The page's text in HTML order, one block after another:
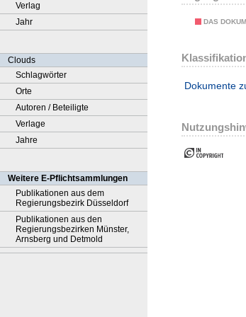
Verlag
Jahr
Clouds
Schlagwörter
Orte
Autoren / Beteiligte
Verlage
Jahre
Weitere E-Pflichtsammlungen
Publikationen aus dem
Regierungsbezirk Düsseldorf
Publikationen aus den
Regierungsbezirken Münster,
Arnsberg und Detmold
DAS
Dokumente